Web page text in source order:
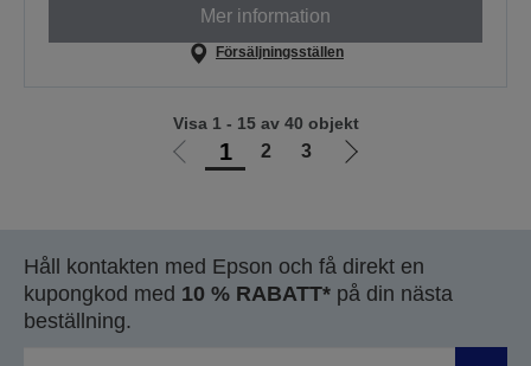
Mer information
Försäljningsställen
Gå
1 2 3
Gå
Visa 1 - 15 av 40 objekt
Håll kontakten med Epson och få direkt en
kupongkod med 10 % RABATT* på din nästa
beställning.